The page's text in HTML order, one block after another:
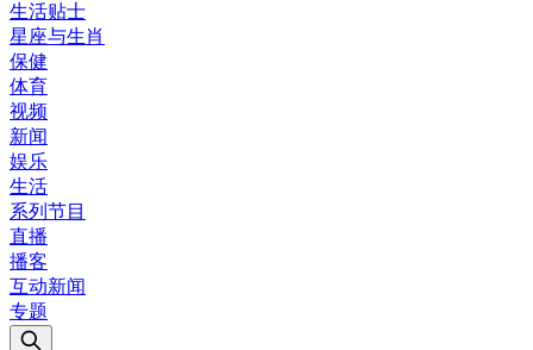
生活贴士
星座与生肖
保健
体育
视频
新闻
娱乐
生活
系列节目
直播
播客
互动新闻
专题